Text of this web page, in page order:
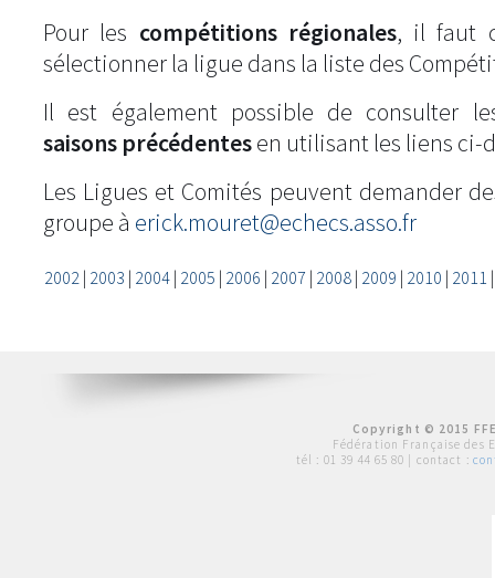
Pour les compétitions régionales, il faut
sélectionner la ligue dans la liste des
Il est également possible de consulter
saisons précédentesen utilisant les liens ci-
Les Ligues et Comités peuvent demander
groupe à erick.mouret@echecs.asso.fr
2002| 2003 | 2004| 2005 | 2006 | 2007 | 2008| 2009 | 2010 | 2011
Copyright © 2015
Fédération Française des
tél : 01 39 44 65 80 | contact :